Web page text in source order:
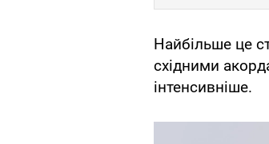
Найбільше це
східними
інтенсивніше.